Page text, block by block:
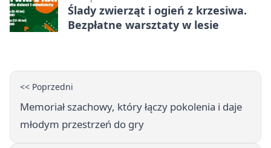
Ślady zwierząt i ogień z krzesiwa.
Bezpłatne warsztaty w lesie
<< Poprzedni
Memoriał szachowy, który łączy pokolenia i daje
młodym przestrzeń do gry